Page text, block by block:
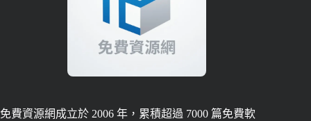
免費資源網成立於 2006 年，累積超過 7000 篇免費軟